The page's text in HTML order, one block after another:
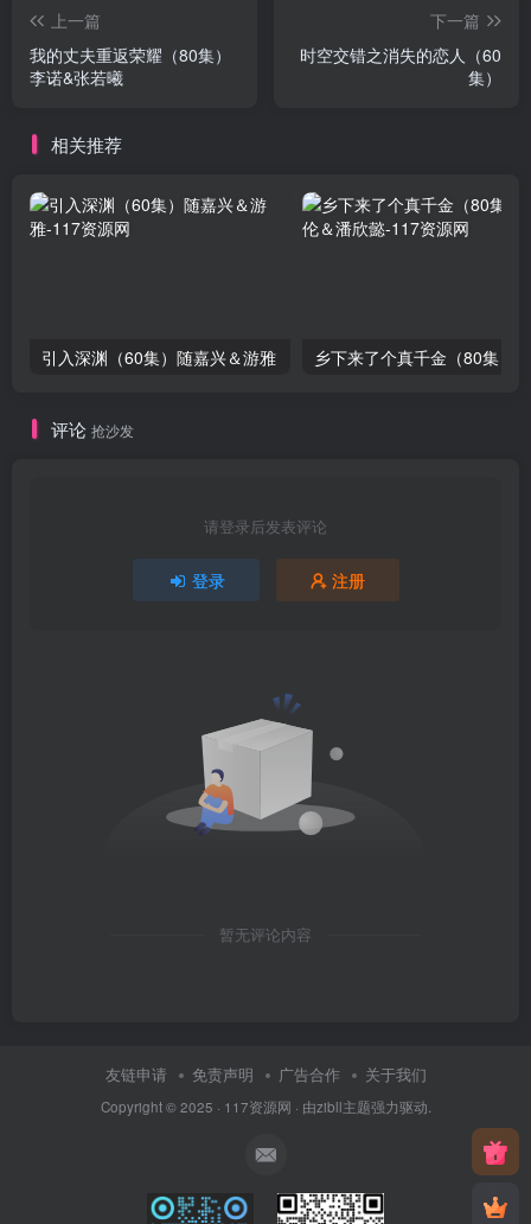
上一篇
我的丈夫重返荣耀（80集）
李诺&张若曦
下一篇
时空交错之消失的恋人（60
集）
相关推荐
引入深渊（60集）随嘉兴＆游雅
评论 抢沙发
请登录后发表评论
登录 注册
暂无评论内容
友链申请 免责声明 广告合作 关于我们
Copyright © 2025 · 117资源网 · 由zibll主题强力驱动.